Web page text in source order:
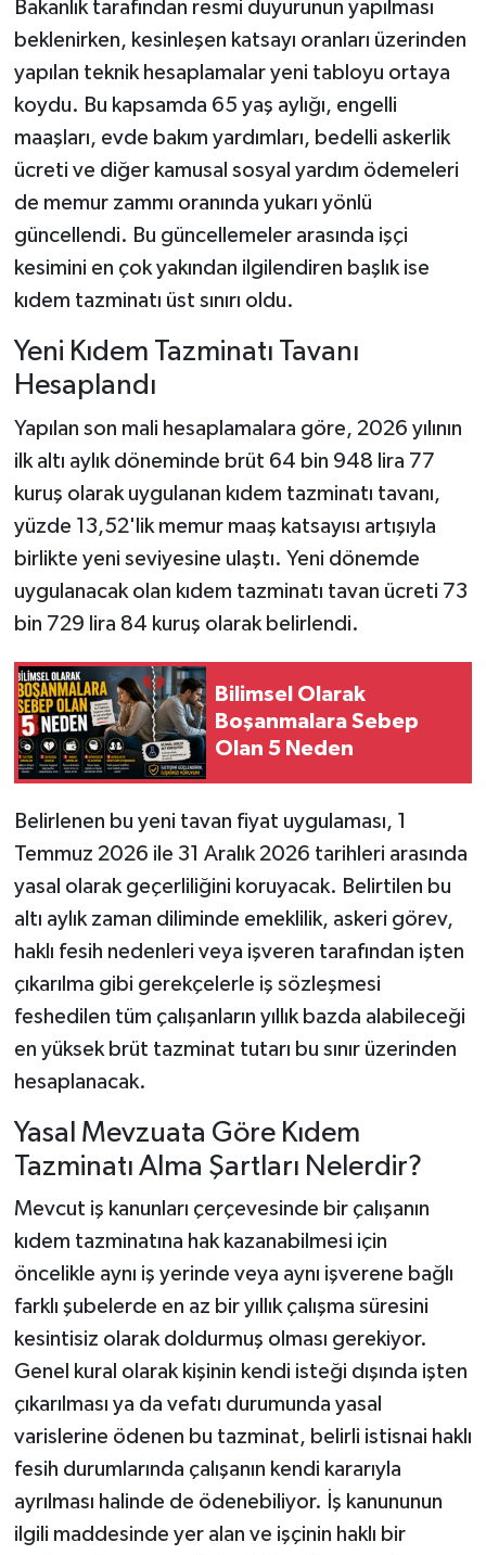
Bakanlık tarafından resmi duyurunun yapılması
beklenirken, kesinleşen katsayı oranları üzerinden
yapılan teknik hesaplamalar yeni tabloyu ortaya
koydu. Bu kapsamda 65 yaş aylığı, engelli
maaşları, evde bakım yardımları, bedelli askerlik
ücreti ve diğer kamusal sosyal yardım ödemeleri
de memur zammı oranında yukarı yönlü
güncellendi. Bu güncellemeler arasında işçi
kesimini en çok yakından ilgilendiren başlık ise
kıdem tazminatı üst sınırı oldu.
Yeni Kıdem Tazminatı Tavanı
Hesaplandı
Yapılan son mali hesaplamalara göre, 2026 yılının
ilk altı aylık döneminde brüt 64 bin 948 lira 77
kuruş olarak uygulanan kıdem tazminatı tavanı,
yüzde 13,52'lik memur maaş katsayısı artışıyla
birlikte yeni seviyesine ulaştı. Yeni dönemde
uygulanacak olan kıdem tazminatı tavan ücreti 73
bin 729 lira 84 kuruş olarak belirlendi.
Bilimsel Olarak
Boşanmalara Sebep
Olan 5 Neden
Belirlenen bu yeni tavan fiyat uygulaması, 1
Temmuz 2026 ile 31 Aralık 2026 tarihleri arasında
yasal olarak geçerliliğini koruyacak. Belirtilen bu
altı aylık zaman diliminde emeklilik, askeri görev,
haklı fesih nedenleri veya işveren tarafından işten
çıkarılma gibi gerekçelerle iş sözleşmesi
feshedilen tüm çalışanların yıllık bazda alabileceği
en yüksek brüt tazminat tutarı bu sınır üzerinden
hesaplanacak.
Yasal Mevzuata Göre Kıdem
Tazminatı Alma Şartları Nelerdir?
Mevcut iş kanunları çerçevesinde bir çalışanın
kıdem tazminatına hak kazanabilmesi için
öncelikle aynı iş yerinde veya aynı işverene bağlı
farklı şubelerde en az bir yıllık çalışma süresini
kesintisiz olarak doldurmuş olması gerekiyor.
Genel kural olarak kişinin kendi isteği dışında işten
çıkarılması ya da vefatı durumunda yasal
varislerine ödenen bu tazminat, belirli istisnai haklı
fesih durumlarında çalışanın kendi kararıyla
ayrılması halinde de ödenebiliyor. İş kanununun
ilgili maddesinde yer alan ve işçinin haklı bir